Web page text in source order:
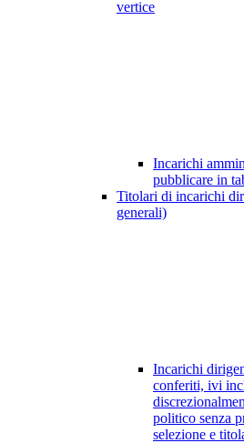
vertice
Incarichi
pubblicare in
Titolari di incarichi
generali)
Incarichi
conferiti, ivi
politico senza
selezione e